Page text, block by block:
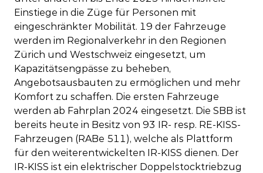
Einstiege in die Züge für Personen mit
eingeschränkter Mobilität. 19 der Fahrzeuge
werden im Regionalverkehr in den Regionen
Zürich und Westschweiz eingesetzt, um
Kapazitätsengpässe zu beheben,
Angebotsausbauten zu ermöglichen und mehr
Komfort zu schaffen. Die ersten Fahrzeuge
werden ab Fahrplan 2024 eingesetzt. Die SBB ist
bereits heute in Besitz von 93 IR- resp. RE-KISS-
Fahrzeugen (RABe 511), welche als Plattform
für den weiterentwickelten IR-KISS dienen. Der
IR-KISS ist ein elektrischer Doppelstocktriebzug